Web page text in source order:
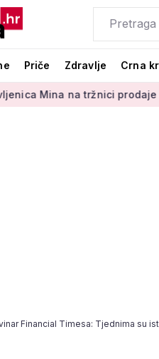
Priče Zdravlje Crna
tržnici prodaje 45 godina: